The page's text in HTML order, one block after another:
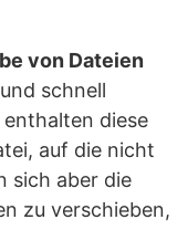
von Dateien
schnell
diese
auf die nicht
sich aber die
zu verschieben,